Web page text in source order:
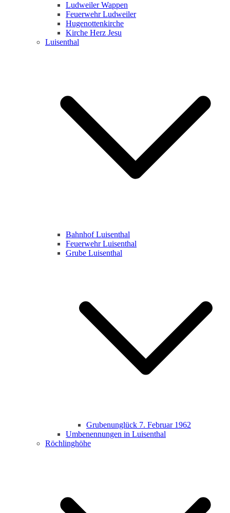
Ludweiler Wappen
Feuerwehr Ludweiler
Hugenottenkirche
Kirche Herz Jesu
Luisenthal
Bahnhof Luisenthal
Feuerwehr Luisenthal
Grube Luisenthal
Grubenunglück 7. Februar 1962
Umbenennungen in Luisenthal
Röchlinghöhe